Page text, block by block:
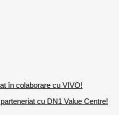
în colaborare cu VIVO!
cu DN1 Value Centre!